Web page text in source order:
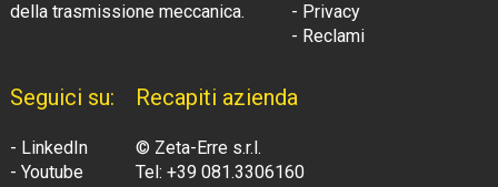
della trasmissione meccanica.
- Privacy
- Reclami
Seguici su:
- LinkedIn
- Youtube
Recapiti azienda
© Zeta-Erre s.r.l.
Tel: +39 081.3306160